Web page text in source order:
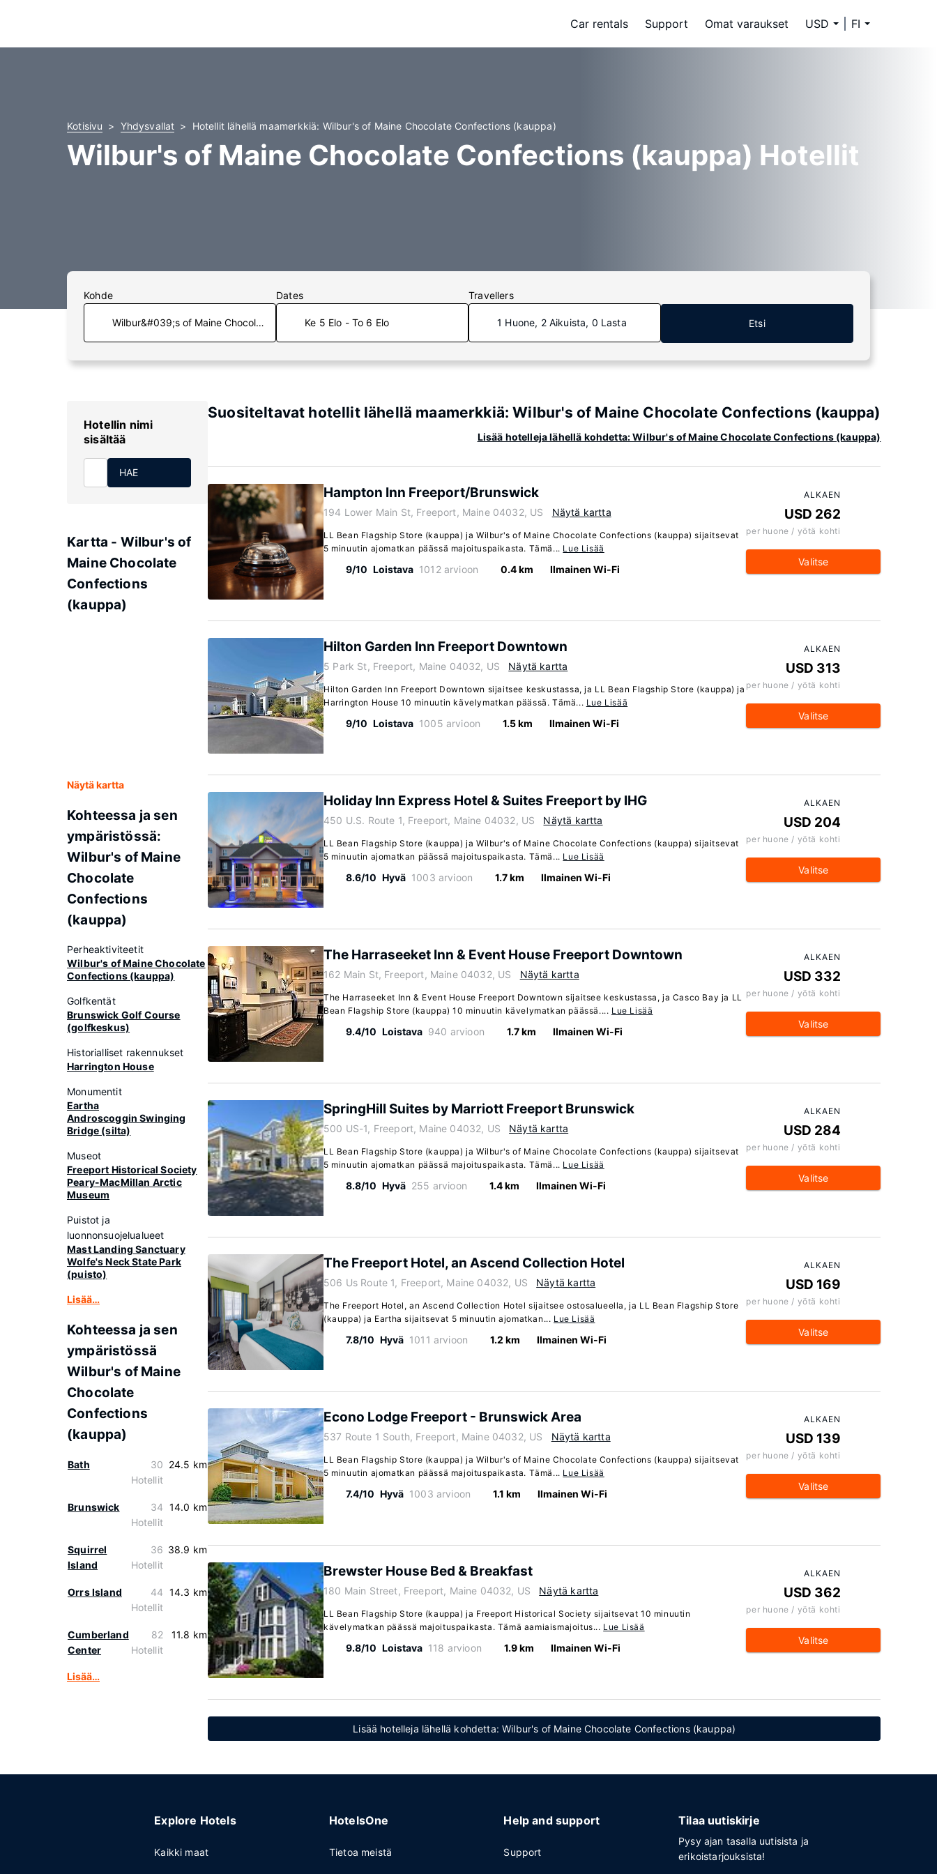
Car rentals Support Omat varaukset USD FI
Kotisivu Yhdysvallat Hotellit lähellä maamerkkiä: Wilbur's of Maine Chocolate Confections (kauppa)
Wilbur's of Maine Chocolate Confections (kauppa) Hotellit
Kohde Dates
Ke 5 Elo - To 6 Elo
Travellers
1 Huone, 2 Aikuista, 0 Lasta Etsi
Hotellin nimi
sisältää
HAE
Kartta - Wilbur's of
Maine Chocolate
Confections
(kauppa)
Näytä kartta
Kohteessa ja sen
ympäristössä:
Wilbur's of Maine
Chocolate
Confections
(kauppa)
Perheaktiviteetit
Wilbur's of Maine Chocolate
Confections (kauppa)
Golfkentät
Brunswick Golf Course
(golfkeskus)
Historialliset rakennukset
Harrington House
Monumentit
Eartha
Androscoggin Swinging
Bridge (silta)
Museot
Freeport Historical Society
Peary-MacMillan Arctic
Museum
Puistot ja
luonnonsuojelualueet
Mast Landing Sanctuary
Wolfe's Neck State Park
(puisto)
Lisää…
Kohteessa ja sen
ympäristössä
Wilbur's of Maine
Chocolate
Confections
(kauppa)
Bath
30
Hotellit
24.5 km
Brunswick
34
Hotellit
14.0 km
Squirrel
Island
36
Hotellit
38.9 km
Orrs Island
44
Hotellit
14.3 km
Cumberland
Center
82
Hotellit
11.8 km
Lisää…
Suositeltavat hotellit lähellä maamerkkiä: Wilbur's of Maine Chocolate Confections (kauppa)
Lisää hotelleja lähellä kohdetta: Wilbur's of Maine Chocolate Confections (kauppa)
Hampton Inn Freeport/Brunswick
194 Lower Main St, Freeport, Maine 04032, US Näytä kartta
LL Bean Flagship Store (kauppa) ja Wilbur's of Maine Chocolate Confections (kauppa) sijaitsevat
5 minuutin ajomatkan päässä majoituspaikasta. Tämä... Lue Lisää
9/10 Loistava 1012 arvioon 0.4 km Ilmainen Wi-Fi
ALKAEN
USD 262
per huone / yötä kohti
Valitse
Hilton Garden Inn Freeport Downtown
5 Park St, Freeport, Maine 04032, US Näytä kartta
Hilton Garden Inn Freeport Downtown sijaitsee keskustassa, ja LL Bean Flagship Store (kauppa) ja
Harrington House 10 minuutin kävelymatkan päässä. Tämä... Lue Lisää
9/10 Loistava 1005 arvioon 1.5 km Ilmainen Wi-Fi
ALKAEN
USD 313
per huone / yötä kohti
Valitse
Holiday Inn Express Hotel & Suites Freeport by IHG
450 U.S. Route 1, Freeport, Maine 04032, US Näytä kartta
LL Bean Flagship Store (kauppa) ja Wilbur's of Maine Chocolate Confections (kauppa) sijaitsevat
5 minuutin ajomatkan päässä majoituspaikasta. Tämä... Lue Lisää
8.6/10 Hyvä 1003 arvioon 1.7 km Ilmainen Wi-Fi
ALKAEN
USD 204
per huone / yötä kohti
Valitse
The Harraseeket Inn & Event House Freeport Downtown
162 Main St, Freeport, Maine 04032, US Näytä kartta
The Harraseeket Inn & Event House Freeport Downtown sijaitsee keskustassa, ja Casco Bay ja LL
Bean Flagship Store (kauppa) 10 minuutin kävelymatkan päässä.... Lue Lisää
9.4/10 Loistava 940 arvioon 1.7 km Ilmainen Wi-Fi
ALKAEN
USD 332
per huone / yötä kohti
Valitse
SpringHill Suites by Marriott Freeport Brunswick
500 US-1, Freeport, Maine 04032, US Näytä kartta
LL Bean Flagship Store (kauppa) ja Wilbur's of Maine Chocolate Confections (kauppa) sijaitsevat
5 minuutin ajomatkan päässä majoituspaikasta. Tämä... Lue Lisää
8.8/10 Hyvä 255 arvioon 1.4 km Ilmainen Wi-Fi
ALKAEN
USD 284
per huone / yötä kohti
Valitse
The Freeport Hotel, an Ascend Collection Hotel
506 Us Route 1, Freeport, Maine 04032, US Näytä kartta
The Freeport Hotel, an Ascend Collection Hotel sijaitsee ostosalueella, ja LL Bean Flagship Store
(kauppa) ja Eartha sijaitsevat 5 minuutin ajomatkan... Lue Lisää
7.8/10 Hyvä 1011 arvioon 1.2 km Ilmainen Wi-Fi
ALKAEN
USD 169
per huone / yötä kohti
Valitse
Econo Lodge Freeport - Brunswick Area
537 Route 1 South, Freeport, Maine 04032, US Näytä kartta
LL Bean Flagship Store (kauppa) ja Wilbur's of Maine Chocolate Confections (kauppa) sijaitsevat
5 minuutin ajomatkan päässä majoituspaikasta. Tämä... Lue Lisää
7.4/10 Hyvä 1003 arvioon 1.1 km Ilmainen Wi-Fi
ALKAEN
USD 139
per huone / yötä kohti
Valitse
Brewster House Bed & Breakfast
180 Main Street, Freeport, Maine 04032, US Näytä kartta
LL Bean Flagship Store (kauppa) ja Freeport Historical Society sijaitsevat 10 minuutin
kävelymatkan päässä majoituspaikasta. Tämä aamiaismajoitus... Lue Lisää
9.8/10 Loistava 118 arvioon 1.9 km Ilmainen Wi-Fi
ALKAEN
USD 362
per huone / yötä kohti
Valitse
Lisää hotelleja lähellä kohdetta: Wilbur's of Maine Chocolate Confections (kauppa)
Explore Hotels
Kaikki maat
HotelsOne
Tietoa meistä
Help and support
Support
Tilaa uutiskirje
Pysy ajan tasalla uutisista ja
erikoistarjouksista!